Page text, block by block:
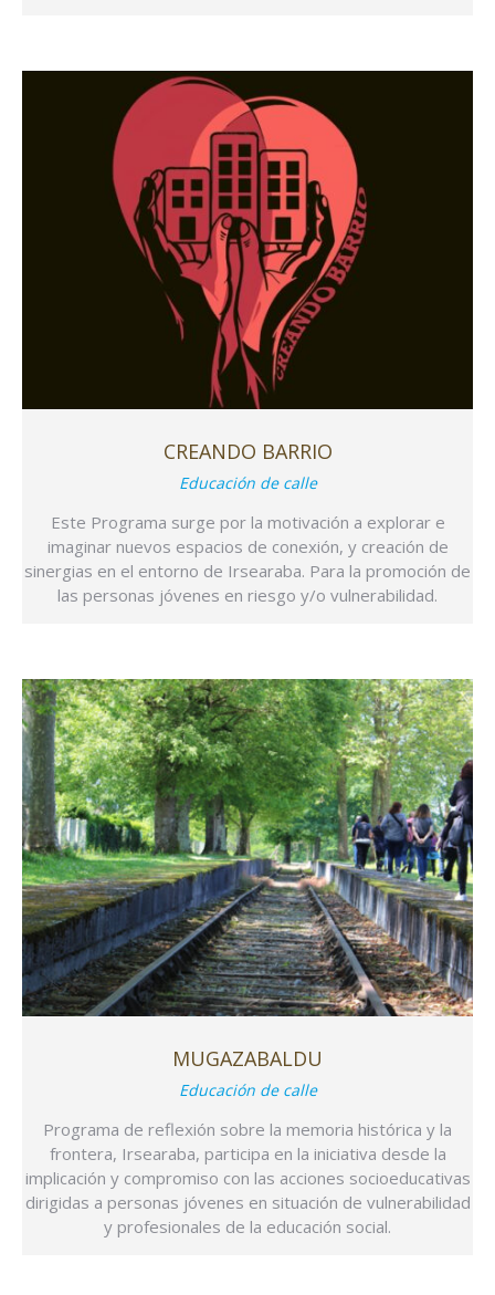
CREANDO BARRIO
Educación de calle
Este Programa surge por la motivación a explorar e
imaginar nuevos espacios de conexión, y creación de
sinergias en el entorno de Irsearaba. Para la promoción de
las personas jóvenes en riesgo y/o vulnerabilidad.
MUGAZABALDU
Educación de calle
Programa de reflexión sobre la memoria histórica y la
frontera, Irsearaba, participa en la iniciativa desde la
implicación y compromiso con las acciones socioeducativas
dirigidas a personas jóvenes en situación de vulnerabilidad
y profesionales de la educación social.